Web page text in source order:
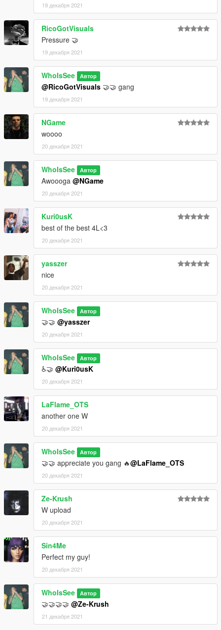
19 декабря 2021
RicoGotVisuals
Pressure 🤝
19 декабря 2021
WhoIsSee Автор
@RicoGotVisuals 🤝🤝 gang
19 декабря 2021
NGame
woooo
20 декабря 2021
WhoIsSee Автор
Awoooga @NGame
20 декабря 2021
Kuri0usK
best of the best 4L<3
20 декабря 2021
yasszer
nice
20 декабря 2021
WhoIsSee Автор
🤝🤝 @yasszer
20 декабря 2021
WhoIsSee Автор
♿️🤝 @Kuri0usK
20 декабря 2021
LaFlame_OTS
another one W
20 декабря 2021
WhoIsSee Автор
🤝🤝 appreciate you gang 🔥@LaFlame_OTS
20 декабря 2021
Ze-Krush
W upload
20 декабря 2021
Sin4Me
Perfect my guy!
20 декабря 2021
WhoIsSee Автор
🤝🤝🤝🤝 @Ze-Krush
21 декабря 2021